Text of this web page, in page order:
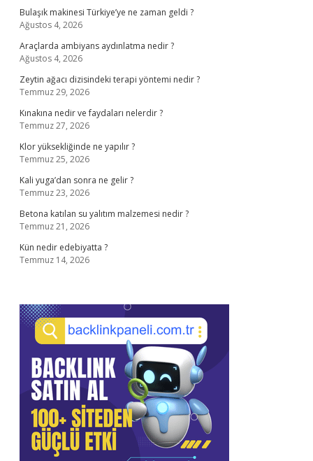
Bulaşık makinesi Türkiye’ye ne zaman geldi ?
Ağustos 4, 2026
Araçlarda ambiyans aydınlatma nedir ?
Ağustos 4, 2026
Zeytin ağacı dizisindeki terapi yöntemi nedir ?
Temmuz 29, 2026
Kınakına nedir ve faydaları nelerdir ?
Temmuz 27, 2026
Klor yüksekliğinde ne yapılır ?
Temmuz 25, 2026
Kali yuga’dan sonra ne gelir ?
Temmuz 23, 2026
Betona katılan su yalıtım malzemesi nedir ?
Temmuz 21, 2026
Kün nedir edebiyatta ?
Temmuz 14, 2026